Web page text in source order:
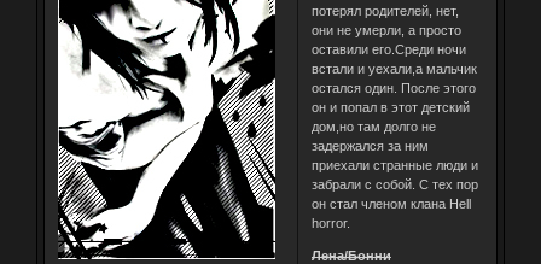
потерял родителей, нет,
они не умерли, а просто
оставили его.Среди ночи
встали и уехали,а мальчик
остался один. После этого
он и попал в этот детский
дом,но там долго не
задержался за ним
приехали странные люди и
забрали с собой. С тех пор
он стал членом клана Hell
horror.
Лена/Бонни